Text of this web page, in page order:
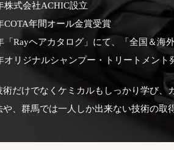
株式会社ACHIC設立
COTA年間オール金賞受賞
「Rayヘアカタログ」にて、「全国＆
オリジナルシャンプー・トリートメント
術だけでなくケミカルもしっかり学び
や、群馬では一人しか出来ない技術の取